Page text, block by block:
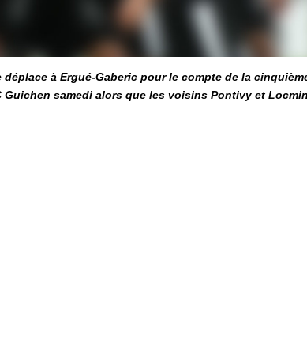
à Ergué-Gaberic pour le compte de la
samedi alors que les voisins Pontivy et